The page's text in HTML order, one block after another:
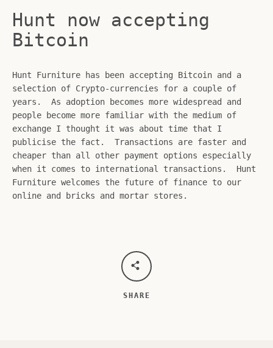
Hunt now accepting
Bitcoin
Hunt Furniture has been accepting Bitcoin and a
selection of Crypto-currencies for a couple of
years. As adoption becomes more widespread and
people become more familiar with the medium of
exchange I thought it was about time that I
publicise the fact. Transactions are faster and
cheaper than all other payment options especially
when it comes to international transactions. Hunt
Furniture welcomes the future of finance to our
online and bricks and mortar stores.
SHARE